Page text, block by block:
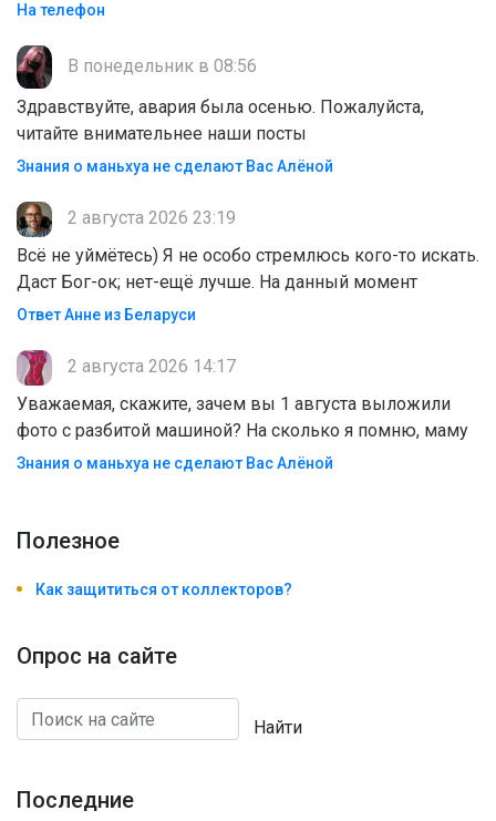
На телефон
В понедельник в 08:56
Здравствуйте, авария была осенью. Пожалуйста,
читайте внимательнее наши посты
Знания о маньхуа не сделают Вас Алëной
2 августа 2026 23:19
Всё не уймётесь) Я не особо стремлюсь кого-то искать.
Даст Бог-ок; нет-ещё лучше. На данный момент
Ответ Анне из Беларуси
2 августа 2026 14:17
Уважаемая, скажите, зачем вы 1 августа выложили
фото с разбитой машиной? На сколько я помню, маму
Знания о маньхуа не сделают Вас Алëной
Полезноe
Как защититься от коллекторов?
Опрос на сайте
Найти
Последние